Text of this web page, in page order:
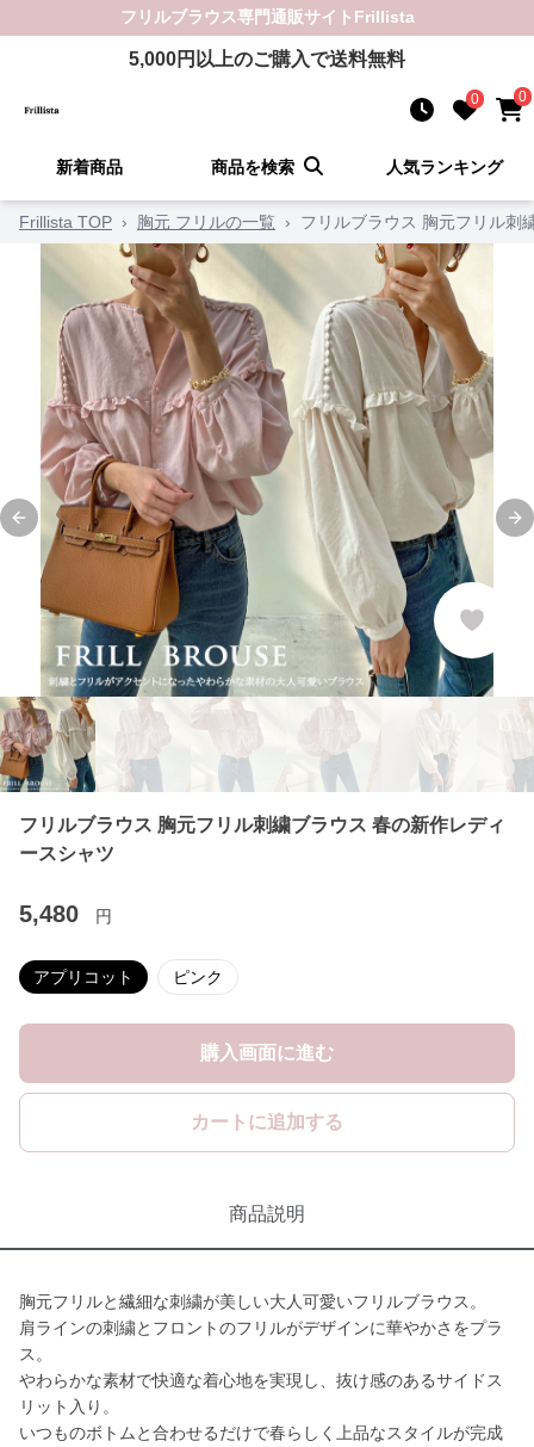
フリルブラウス専門通販サイト Frillista
5,000円以上のご購入で送料無料
0 0
新着商品 商品を検索 人気ランキング
Frillista TOP › 胸元 フリルの一覧 › フリルブラウス 胸元フリル刺
Previous slide
フリルブラウス 胸元フリル刺繍ブラウス 春の新作レディ
ースシャツ
5,480 円
アプリコット ピンク
購入画面に進む
カートに追加する
商品説明
胸元フリルと繊細な刺繍が美しい大人可愛いフリルブラウス。
肩ラインの刺繍とフロントのフリルがデザインに華やかさをプラ
ス。
やわらかな素材で快適な着心地を実現し、抜け感のあるサイドス
リット入り。
いつものボトムと合わせるだけで春らしく上品なスタイルが完成